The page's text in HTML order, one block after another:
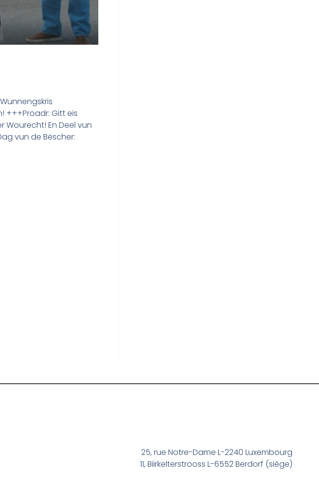
+++Proadr: Gitt eis
Wourecht! En Deel vun
vun de Bëscher:
25, rue Notre-Dame L-2240 Luxembourg
11, Biirkelterstrooss L-6552 Berdorf (siège)